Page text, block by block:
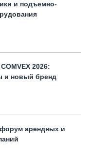
и подъемно-
2026:
и новый бренд
арендных и